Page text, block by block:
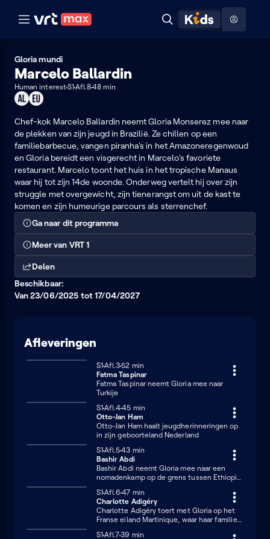
Naar hoofdinhoud Naar audiodescriptie Naar help
Zoeken
ontdekken
Gloria mundi
Marcelo Ballardin
Human interestS1Afl.848 min
Geschikt
alle
leeftijden
Dit
kan
je
enkel
in
de
EU
bekijken
Chef-kok Marcelo Ballardin neemt Gloria Monserez mee naar
de plekken van zijn jeugd in Brazilië. Ze chillen op een
familiebarbecue, vangen piranha's in het Amazoneregenwoud
en Gloria bereidt een visgerecht in Marcelo's favoriete
restaurant. Marcelo toont het huis in het tropische Manaus
waar hij tot zijn 14de woonde. Onderweg vertelt hij over zijn
struggle met overgewicht, zijn tienerangst om uit de kast te
komen en zijn humeurige parcours als sterrenchef.
Ga naar dit programma
Meer van VRT 1
Delen
Beschikbaar:
Van 23/06/2025 tot 17/04/2027
Afleveringen
Seizoen 1
S1Afl.352 minuten
52 min
Fatma Taspinar
Fatma Taspinar neemt Gloria mee naar
Turkije
Seizoen 1
S1Afl.445 minuten
45 min
Otto-Jan Ham
Otto-Jan Ham haalt jeugdherinneringen op
in zijn geboorteland Nederland
Seizoen 1
S1Afl.543 minuten
43 min
Bashir Abdi
Bashir Abdi neemt Gloria mee naar een
nomadenkamp op de grens tussen Ethiopië
Seizoen 1
S1Afl.647 minuten
47 min
Charlotte Adigéry
Charlotte Adigéry toert met Gloria op het
Franse eiland Martinique, waar haar familie
Seizoen 1
S1Afl.739 minuten
39 min